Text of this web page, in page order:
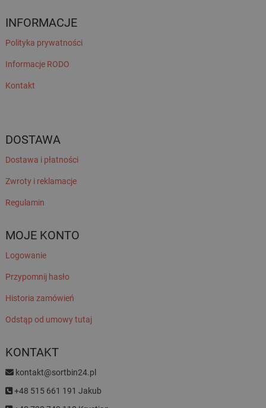
INFORMACJE
Polityka prywatności
Informacje RODO
Kontakt
DOSTAWA
Dostawa i płatności
Zwroty i reklamacje
Regulamin
MOJE KONTO
Logowanie
Przypomnij hasło
Historia zamówień
Odstąp od umowy tutaj
KONTAKT
kontakt@sortbin24.pl
+48 515 661 191 Jakub